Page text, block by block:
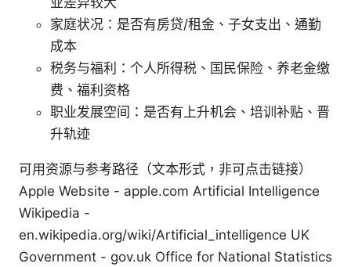
家庭状况：是否有房贷/租金、子女支出、通勤
成本
税务与福利：个人所得税、国民保险、养老金缴
费、福利资格
职业发展空间：是否有上升机会、培训补贴、晋
升轨迹
可用资源与参考路径（文本形式，非可点击链接）
Apple Website - apple.com Artificial Intelligence
Wikipedia -
en.wikipedia.org/wiki/Artificial_intelligence UK
Government - gov.uk Office for National Statistics